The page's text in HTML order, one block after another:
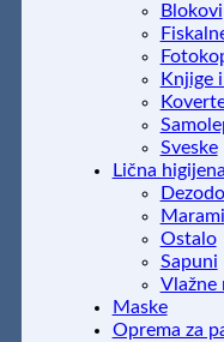
Blokovi
Knjige
Sveske
Lična higijena
Ostalo
Sapuni
Vlažne
Maske
Oprema za